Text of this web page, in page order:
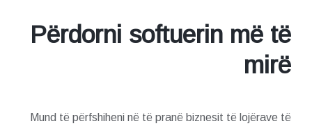
Përdorni softuerin më të
mirë
Mund të përfshiheni në të pranë biznesit të lojërave të